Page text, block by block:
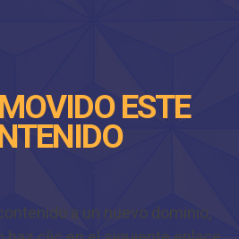
ESTE
a un nuevo dominio,